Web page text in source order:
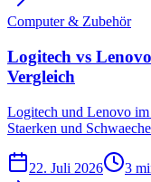
Computer & Zubehör
Logitech vs
Vergleich
Logitech und Lenovo
Staerken und
22. Juli 2026 3